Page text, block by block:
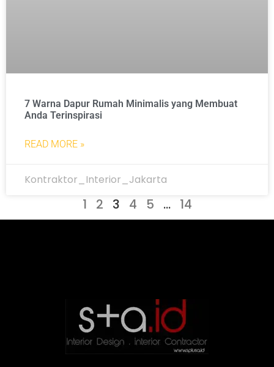
7 Warna Dapur Rumah Minimalis yang Membuat
Anda Terinspirasi
READ MORE »
Kontraktor_Interior_Jakarta
1 2 3 4 5 … 14